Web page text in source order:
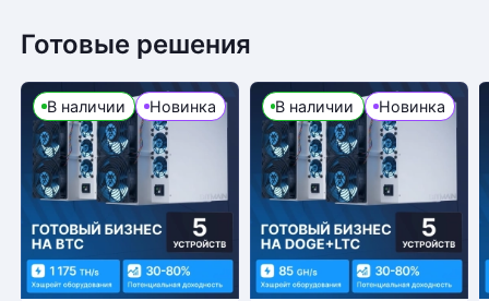
Готовые решения
В наличии Новинка В наличии Новинка